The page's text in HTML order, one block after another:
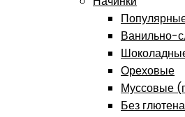
Ванильно-
Ореховые
Муссовые
Без